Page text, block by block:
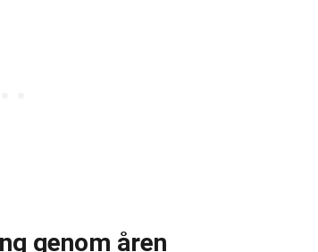
genom åren